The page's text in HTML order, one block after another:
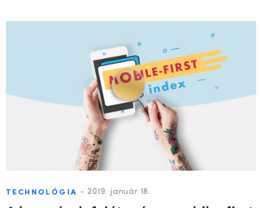
TECHNOLÓGIA - 2019. január 18.